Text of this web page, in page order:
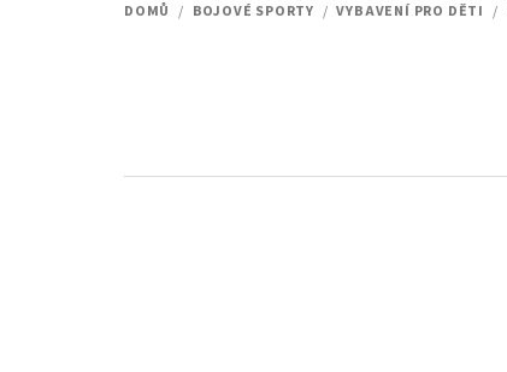
DOMŮ / BOJOVÉ SPORTY / VYBAVENÍ PRO DĚTI /